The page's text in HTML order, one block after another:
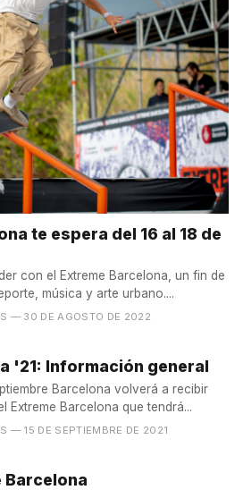
te espera del 16 al 18 de
con el Extreme Barcelona, un fin de
música y arte urbano....
— 30 DE AGOSTO DE 2022
'21: Información general
Barcelona volverá a recibir
Extreme Barcelona que tendrá...
— 15 DE SEPTIEMBRE DE 2021
Barcelona